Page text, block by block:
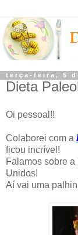
terça-feira, 5
Dieta
Oi pessoal!!
Colaborei com a
ficou incrível!
Falamos sobre
Unidos!
Aí vai uma